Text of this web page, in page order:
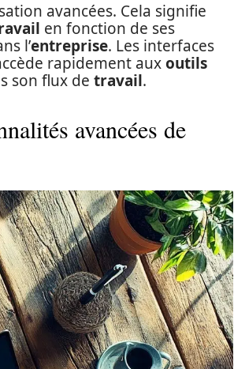
avancées. Cela signifie
en fonction de ses
l’entreprise. Les interfaces
rapidement auxoutils
son flux de travail.
avancées de